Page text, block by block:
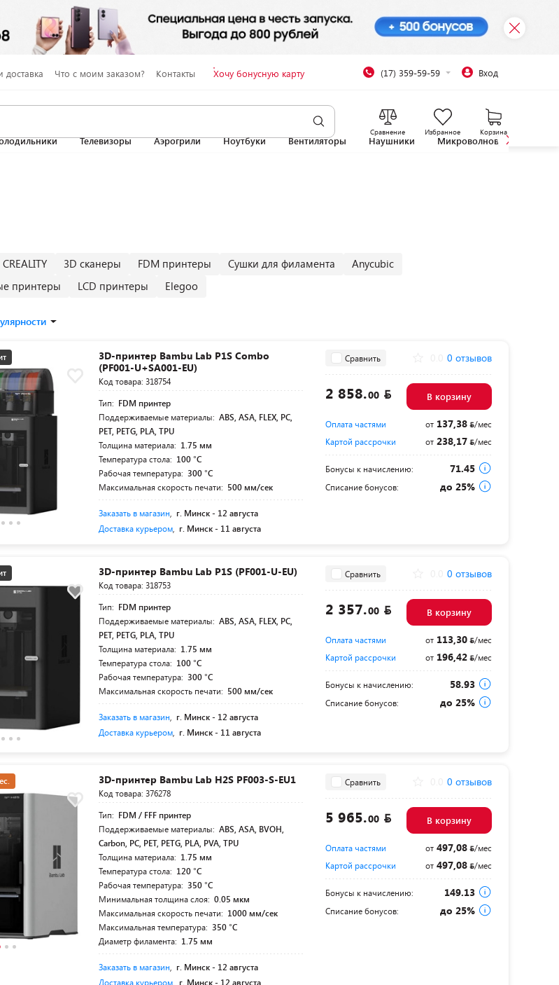
доставка Что с моим заказом? Контакты Хочу бонусную карту (17) 359-59-59 Вход
Сравнение Избранное Корзина
Телевизоры Аэрогрили Ноутбуки Вентиляторы Наушники Микроволновые печи
CREALITY 3D сканеры FDM принтеры Сушки для филамента
Anycubic
принтеры
LCD принтеры Elegoo
3D-принтер Bambu Lab P1S Combo
(PF001-U+SA001-EU)
Код товара: 318754
Тип: FDM принтер
Поддерживаемые материалы: ABS, ASA, FLEX, PC,
PET, PETG, PLA, TPU
Толщина материала: 1.75 мм
Температура стола: 100 °C
Рабочая температура: 300 °C
Максимальная скорость печати: 500 мм/сек
Заказать в магазин г. Минск - 12 августа
Доставка курьером г. Минск - 11 августа
Сравнить 0 отзывов
2 858.00 В корзину
Оплата частями от137,38
/мес
Картой рассрочки
от238,17 /мес
Бонусы к начислению: 71.45
Списание бонусов: до 25%
3D-принтер Bambu Lab P1S (PF001-U-EU)
Код товара: 318753
Тип: FDM принтер
Поддерживаемые материалы: ABS, ASA, FLEX, PC,
PET, PETG, PLA, TPU
Толщина материала: 1.75 мм
Температура стола: 100 °C
Рабочая температура: 300 °C
Максимальная скорость печати: 500 мм/сек
Заказать в магазин г. Минск - 12 августа
Доставка курьером г. Минск - 11 августа
Сравнить 0 отзывов
2 357.00 В корзину
Оплата частями от113,30
/мес
Картой рассрочки
от196,42 /мес
Бонусы к начислению: 58.93
Списание бонусов: до 25%
3D-принтер Bambu Lab H2S PF003-S-EU1
Код товара: 376278
Тип: FDM / FFF принтер
Поддерживаемые материалы: ABS, ASA, BVOH,
Carbon, PC, PET, PETG, PLA, PVA, TPU
Толщина материала: 1.75 мм
Температура стола: 120 °C
Рабочая температура: 350 °C
Минимальная толщина слоя: 0.05 мкм
Максимальная скорость печати: 1000 мм/сек
Максимальная температура: 350 °C
Диаметр филамента: 1.75 мм
Заказать в магазин г. Минск - 12 августа
Доставка курьером г. Минск - 12 августа
Сравнить 0 отзывов
5 965.00 В корзину
Оплата частями от497,08
/мес
Картой рассрочки
от497,08 /мес
Бонусы к начислению: 149.13
Списание бонусов: до 25%